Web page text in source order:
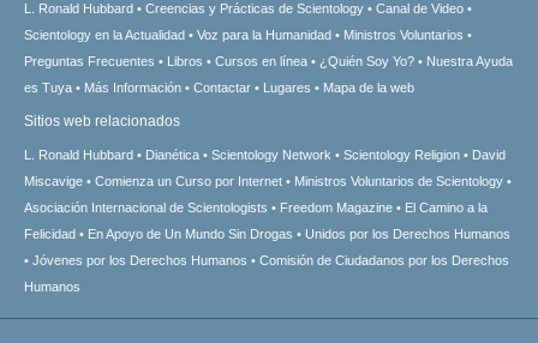
L. Ronald Hubbard Creencias y Prácticas de Scientology
Canal de Video
Scientology en la Actualidad
Voz para la Humanidad
Ministros Voluntarios
Preguntas Frecuentes
Libros Cursos en línea ¿Quién Soy Yo?
Nuestra Ayuda
es Tuya
Más Información Contactar Lugares Mapa de la web
Sitios web relacionados
L. Ronald Hubbard Dianética Scientology Network Scientology Religion
David
Miscavige
Comienza un Curso por Internet
Ministros Voluntarios de Scientology
Asociación Internacional de Scientologists
Freedom Magazine
El Camino a la
Felicidad
En Apoyo de Un Mundo Sin Drogas
Unidos por los Derechos Humanos
Jóvenes por los Derechos Humanos
Comisión de Ciudadanos por los Derechos
Humanos